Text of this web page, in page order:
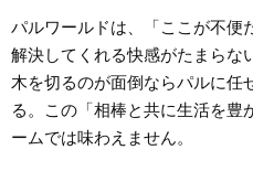
パルワールドは、「ここが不便
解決してくれる快感がたまらな
木を切るのが面倒ならパルに任
る。この「相棒と共に生活を
ームでは味わえません。